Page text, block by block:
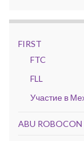
FIRST
FTC
FLL
Участие в
ABU ROBOCON